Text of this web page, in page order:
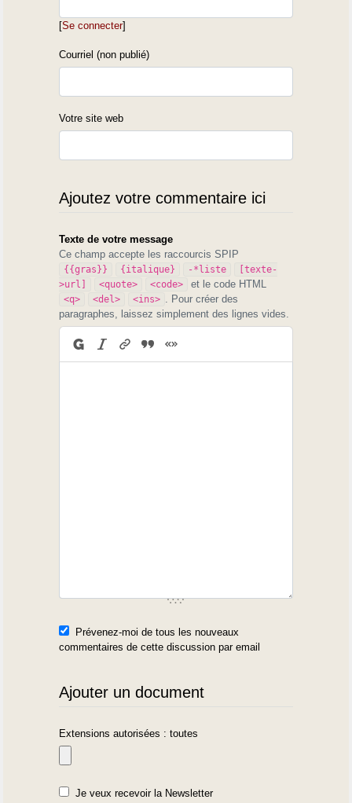
[Se connecter]
Courriel (non publié)
Votre site web
Ajoutez votre commentaire ici
Texte de votre message
Ce champ accepte les raccourcis SPIP
{{gras}} {italique} -*liste
[texte-
>url]
<quote> <code> et le code HTML
<q> <del> <ins>
. Pour créer des
paragraphes, laissez simplement des lignes vides.
Prévenez-moi de tous les nouveaux
commentaires de cette discussion par email
Ajouter un document
Extensions autorisées : toutes
Je veux recevoir la Newsletter